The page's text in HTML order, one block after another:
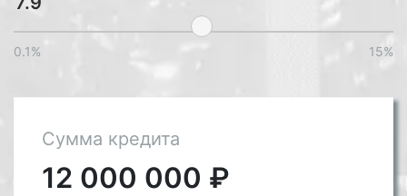
0.1% 15%
Сумма кредита
12 000 000 ₽